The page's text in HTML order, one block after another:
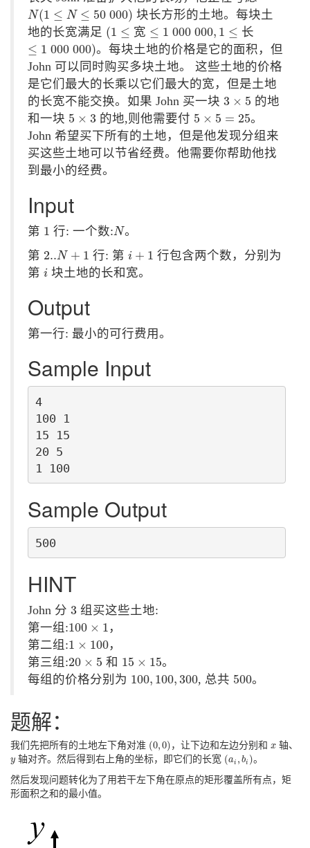
N(1 ≤ N ≤ 50 000)
N(1≤ N ≤50 000)
块长方形的土地。每块土
地的长宽满足 (1 ≤
(1 ≤ 宽 ≤ 1 000 000, 1 ≤
≤1 000 000,1 ≤ 长
≤ 1 000 000)
≤1 000 000) 。每块土地的价格是它的面积，但
John 可以同时购买多块土地。 这些土地的价格
是它们最大的长乘以它们最大的宽，但是土地
的长宽不能交换。如果 John 买一块 3 × 5
3 ×5
的地
和一块 5 × 3
5 ×3 的地,则他需要付 5 × 5 = 25
5 ×5 =25
。
John 希望买下所有的土地，但是他发现分组来
买这些土地可以节省经费。他需要你帮助他找
到最小的经费。
Input
第 1
1 行: 一个数:N
N。
第 2..N + 1
2.. N+ 1 行: 第 i + 1
i+ 1
行包含两个数，分别为
第 i
i 块土地的长和宽。
Output
第一行: 最小的可行费用。
Sample Input
4
100 1
15 15
20 5
Sample Output
HINT
John 分 3
3 组买这些土地:
第一组:100 × 1
100 ×1
，
第二组:1 × 100
1 ×100
，
第三组:20 × 5
20 ×5 和 15 × 15
15 ×15 。
每组的价格分别为 100, 100,300
100 100, 300 , 总共 500
500。
题解：
我们先把所有的土地左下角对准 (0, 0)
(0, 0) ，让下边和左边分别和x
x 轴、
y
y 轴对齐。然后得到右上角的坐标，即它们的长宽 (ai , bi )
(ai bi)
。
然后发现问题转化为了用若干左下角在原点的矩形覆盖所有点，矩
形面积之和的最小值。